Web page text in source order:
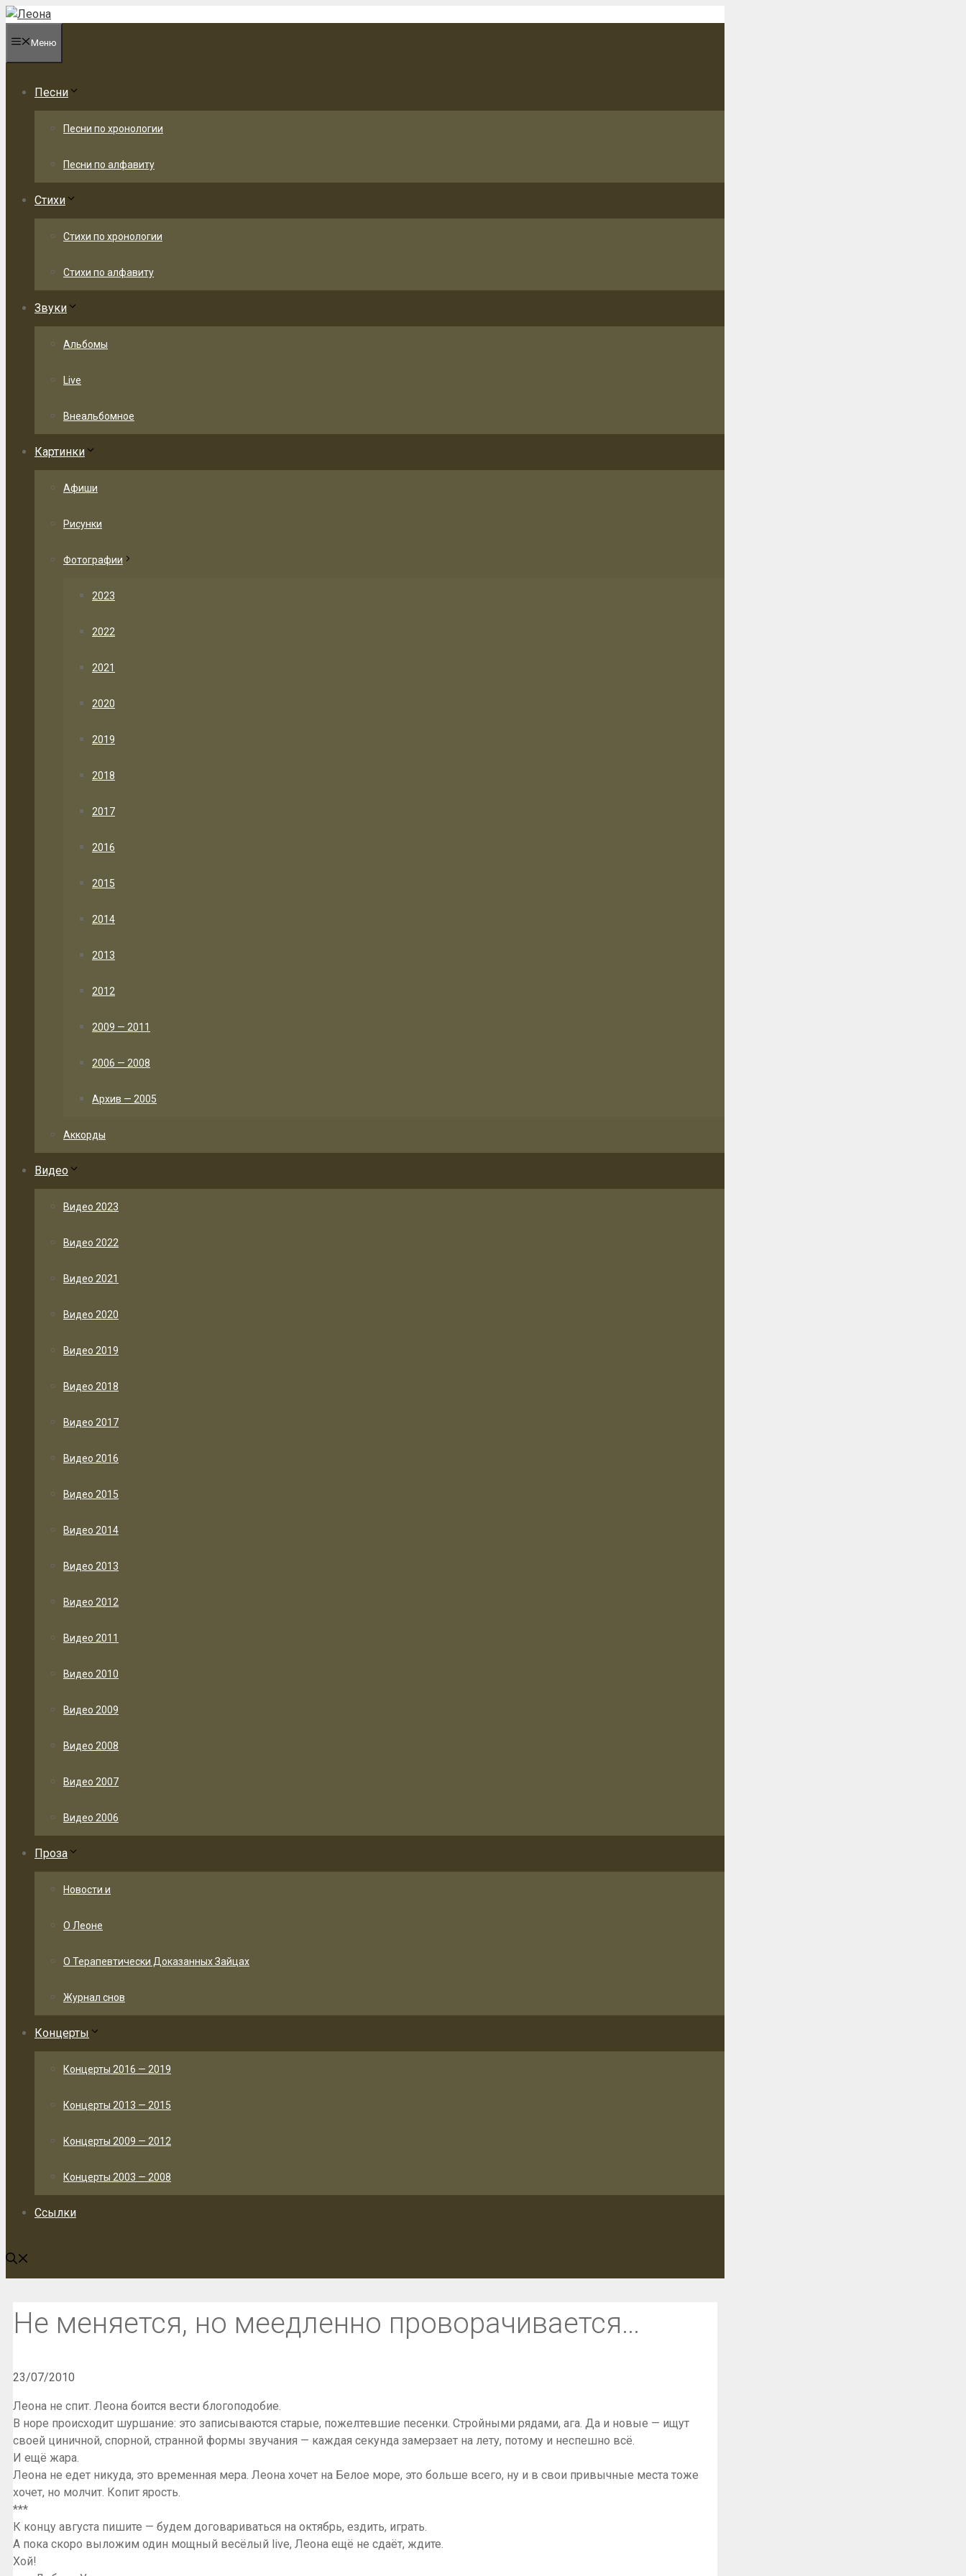
Перейти
содержимому
Меню
Песни
Песни по хронологии
Песни по алфавиту
Стихи
Стихи по хронологии
Стихи по алфавиту
Звуки
Альбомы
Live
Внеальбомное
Картинки
Афиши
Рисунки
Фотографии
2023
2022
2021
2020
2019
2018
2017
2016
2015
2014
2013
2012
2009 — 2011
2006 — 2008
Архив — 2005
Аккорды
Видео
Видео 2023
Видео 2022
Видео 2021
Видео 2020
Видео 2019
Видео 2018
Видео 2017
Видео 2016
Видео 2015
Видео 2014
Видео 2013
Видео 2012
Видео 2011
Видео 2010
Видео 2009
Видео 2008
Видео 2007
Видео 2006
Проза
Новости и
О Леоне
О Терапевтически Доказанных Зайцах
Журнал снов
Концерты
Концерты 2016 — 2019
Концерты 2013 — 2015
Концерты 2009 — 2012
Концерты 2003 — 2008
Ссылки
Не меняется, но меедленно проворачивается…
23/07/2010
Леона не спит. Леона боится вести блогоподобие.
В норе происходит шуршание: это записываются старые, пожелтевшие песенки. Стройными рядами, ага. Да и новые — ищут
своей циничной, спорной, странной формы звучания — каждая секунда замерзает на лету, потому и неспешно всё.
И ещё жара.
Леона не едет никуда, это временная мера. Леона хочет на Белое море, это больше всего, ну и в свои привычные места тоже
хочет, но молчит. Копит ярость.
***
К концу августа пишите — будем договариваться на октябрь, ездить, играть.
А пока скоро выложим один мощный весёлый live, Леона ещё не сдаёт, ждите.
Хой!